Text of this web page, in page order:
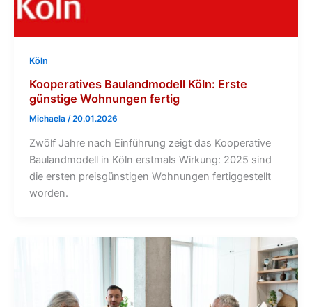
Köln
Kooperatives Baulandmodell Köln: Erste
günstige Wohnungen fertig
Michaela /20.01.2026
Zwölf Jahre nach Einführung zeigt das Kooperative
Baulandmodell in Köln erstmals Wirkung: 2025 sind
die ersten preisgünstigen Wohnungen fertiggestellt
worden.